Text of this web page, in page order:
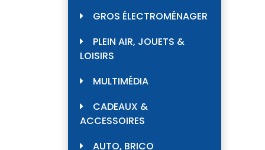
GROS ÉLECTROMÉNAGER
PLEIN AIR, JOUETS &
LOISIRS
MULTIMÉDIA
CADEAUX &
ACCESSOIRES
AUTO, BRICO